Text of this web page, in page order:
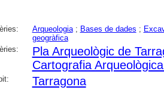
Arqueologia; Bases de dades ;
geogràfica
Pla Arqueològic de
Cartografia
Tarragona